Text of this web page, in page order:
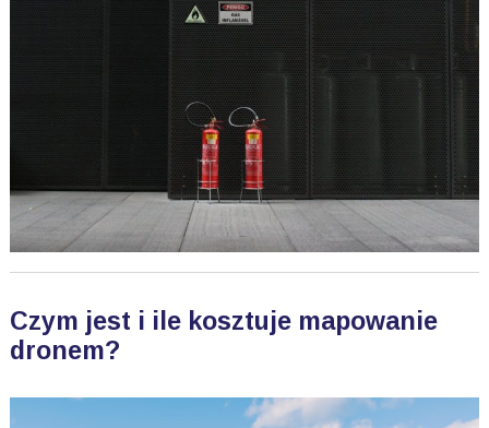
Czym jest i ile kosztuje mapowanie
dronem?